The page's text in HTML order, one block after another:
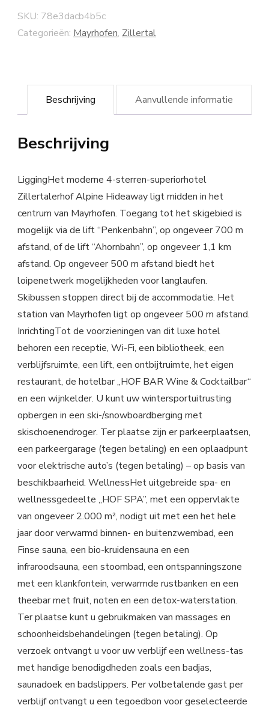
SKU: 78e3dacb4b5c
Categorieën: Mayrhofen, Zillertal
Beschrijving Aanvullende informatie
Beschrijving
LiggingHet moderne 4-sterren-superiorhotel
Zillertalerhof Alpine Hideaway ligt midden in het
centrum van Mayrhofen. Toegang tot het skigebied is
mogelijk via de lift “Penkenbahn”, op ongeveer 700 m
afstand, of de lift “Ahornbahn”, op ongeveer 1,1 km
afstand. Op ongeveer 500 m afstand biedt het
loipenetwerk mogelijkheden voor langlaufen.
Skibussen stoppen direct bij de accommodatie. Het
station van Mayrhofen ligt op ongeveer 500 m afstand.
InrichtingTot de voorzieningen van dit luxe hotel
behoren een receptie, Wi-Fi, een bibliotheek, een
verblijfsruimte, een lift, een ontbijtruimte, het eigen
restaurant, de hotelbar „HOF BAR Wine & Cocktailbar“
en een wijnkelder. U kunt uw wintersportuitrusting
opbergen in een ski-/snowboardberging met
skischoenendroger. Ter plaatse zijn er parkeerplaatsen,
een parkeergarage (tegen betaling) en een oplaadpunt
voor elektrische auto’s (tegen betaling) – op basis van
beschikbaarheid. WellnessHet uitgebreide spa- en
wellnessgedeelte „HOF SPA”, met een oppervlakte
van ongeveer 2.000 m², nodigt uit met een het hele
jaar door verwarmd binnen- en buitenzwembad, een
Finse sauna, een bio-kruidensauna en een
infraroodsauna, een stoombad, een ontspanningszone
met een klankfontein, verwarmde rustbanken en een
theebar met fruit, noten en een detox-waterstation.
Ter plaatse kunt u gebruikmaken van massages en
schoonheidsbehandelingen (tegen betaling). Op
verzoek ontvangt u voor uw verblijf een wellness-tas
met handige benodigdheden zoals een badjas,
saunadoek en badslippers. Per volbetalende gast per
verblijf ontvangt u een tegoedbon voor geselecteerde